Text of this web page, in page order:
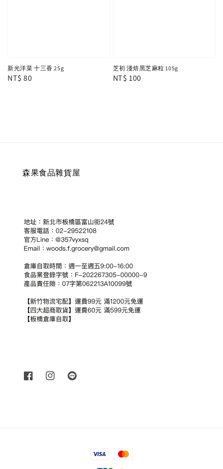
新光洋菜 十三香 25g
Regular
NT$ 80
芝初 淺焙黑芝麻粒 105g
Regular
NT$ 100
森果食品雜貨屋